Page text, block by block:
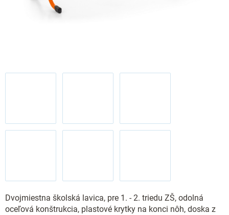
Dvojmiestna školská lavica, pre 1. - 2. triedu ZŠ, odolná
oceľová konštrukcia, plastové krytky na konci nôh, doska z